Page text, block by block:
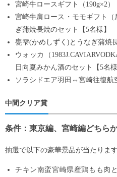
宮崎牛ロースギフト（190g×2）
宮崎牛肩ロース・モモギフト（
ぎ蒲焼長焼のセット【5名様】
甕雫(かめしずく)とうなぎ蒲焼
ウォッカ（
日向夏みかん酒のセット【5名様
ソラシドエア羽田⇔宮崎往復航
中間クリア賞
条件：東京編、宮崎編どちら
抽選で以下の豪華景品が当たります
チキン南蛮宮崎県産鶏もも肉